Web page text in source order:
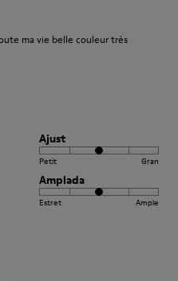
ma vie belle couleur très
Ajust
Petit Gran
Amplada
Estret Ample